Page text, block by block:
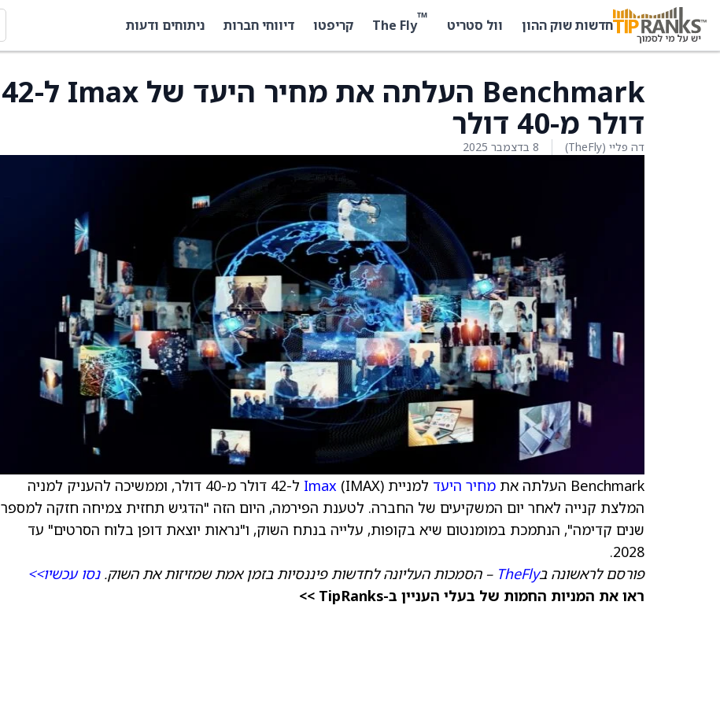
חדשות שוק ההון וול סטריט ™
The Fly קריפטו דיווחי חברות ניתוחים ודעות
Benchmark העלתה את מחיר היעד של Imax ל-42
דולר מ-40 דולר
דה פליי (TheFly) 8 בדצמבר 2025
Benchmark העלתה את מחיר היעד למניית Imax
(IMAX) ל-42 דולר מ-40 דולר, וממשיכה להעניק למניה
המלצת קנייה לאחר יום המשקיעים של החברה. לטענת הפירמה, היום הזה "הדגיש תחזית צמיחה חזקה למספר
שנים קדימה", הנתמכת במומנטום שיא בקופות, עלייה בנתח השוק, ו"נראות יוצאת דופן בלוח הסרטים" עד
2028.
פורסם לראשונה בTheFly – הסמכות העליונה לחדשות פיננסיות בזמן אמת שמזיזות את השוק.נסו עכשיו>>
ראו את המניות החמות של בעלי העניין ב-TipRanks >>